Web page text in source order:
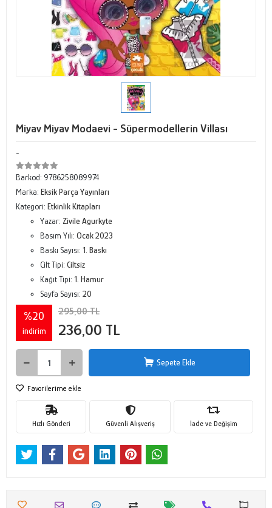
Miyav Miyav Modaevi - Süpermodellerin Villası
-
Barkod: 9786258089974
Marka: Eksik Parça Yayınları
Kategori: Etkinlik Kitapları
Yazar: Zivile Agurkyte
Basım Yılı: Ocak 2023
Baskı Sayısı: 1. Baskı
Cilt Tipi: Ciltsiz
Kağıt Tipi: 1. Hamur
Sayfa Sayısı: 20
%20
indirim
295,00 TL
236,00 TL
Sepete Ekle
Favorilerime ekle
Hızlı Gönderi Güvenli Alışveriş İade ve Değişim